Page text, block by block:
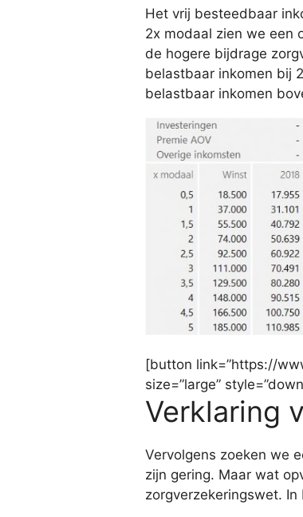
Het vrij besteedbaar
2x modaal zien we een
de hogere bijdrage
belastbaar inkomen bij
belastbaar inkomen
[button link=”https://
size=”large”
Verklaring
Vervolgens zoeken we
zijn gering. Maar wat
zorgverzekeringswet.